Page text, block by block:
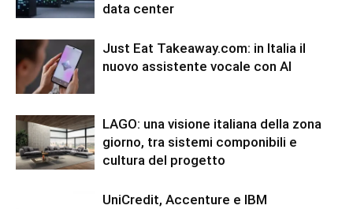
data center
Just Eat Takeaway.com: in Italia il
nuovo assistente vocale con AI
LAGO: una visione italiana della zona
giorno, tra sistemi componibili e
cultura del progetto
UniCredit, Accenture e IBM